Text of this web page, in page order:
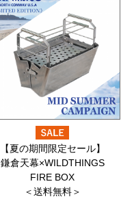
【夏の期間限定セール】
鎌倉天幕×WILDTHINGS
FIRE BOX
＜送料無料＞